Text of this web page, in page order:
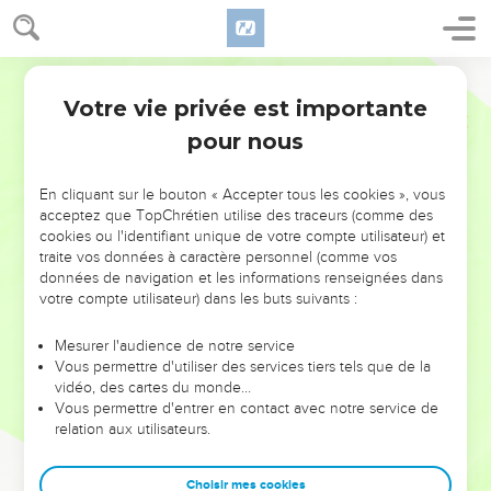
NE MANQUEZ PAS L’ÉVÉNEMENT
DE L’ANNÉE !
ET SI LEURS ERREURS POUVAIENT VOUS ÉVITER LES
VOTRES ?
leur foi ou leur vision. Mais on voit moins les doutes, les erreurs
et les saisons difficiles qu'ils ont traversés, alors même que ce
sont elles qui les ont façonnés.
Dans cette conférence, leaders, entrepreneurs, et responsables
clés pour avancer avec plus de sagesse afin que leurs erreurs
Votre vie privée est importante
pour nous
En cliquant sur le bouton « Accepter tous les cookies », vous
acceptez que TopChrétien utilise des traceurs (comme des
cookies ou l'identifiant unique de votre compte utilisateur) et
traite vos données à caractère personnel (comme vos
données de navigation et les informations renseignées dans
votre compte utilisateur) dans les buts suivants :
Mesurer l'audience de notre service
Vous permettre d'utiliser des services tiers tels que de la
vidéo, des cartes du monde…
Vous permettre d'entrer en contact avec notre service de
relation aux utilisateurs.
Choisir mes cookies